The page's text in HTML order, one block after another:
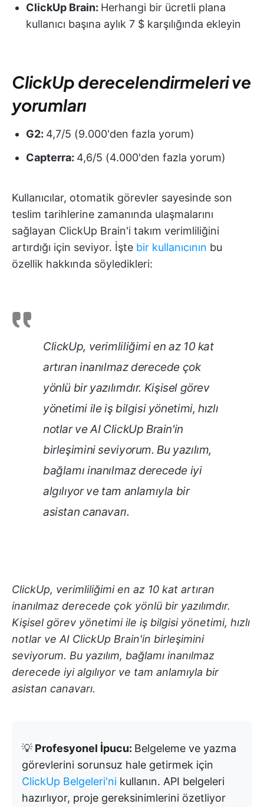
ClickUp Brain: Herhangi bir ücretli plana
kullanıcı başına aylık 7 $ karşılığında ekleyin
ClickUp derecelendirmeleri ve
yorumları
G2: 4,7/5 (9.000'den fazla yorum)
Capterra: 4,6/5 (4.000'den fazla yorum)
Kullanıcılar, otomatik görevler sayesinde son
teslim tarihlerine zamanında ulaşmalarını
sağlayan ClickUp Brain'i takım verimliliğini
artırdığı için seviyor. İşte bir kullanıcının bu
özellik hakkında söyledikleri:
ClickUp, verimliliğimi en az 10 kat
artıran inanılmaz derecede çok
yönlü bir yazılımdır. Kişisel görev
yönetimi ile iş bilgisi yönetimi, hızlı
notlar ve AI ClickUp Brain'in
birleşimini seviyorum. Bu yazılım,
bağlamı inanılmaz derecede iyi
algılıyor ve tam anlamıyla bir
asistan canavarı.
ClickUp, verimliliğimi en az 10 kat artıran
inanılmaz derecede çok yönlü bir yazılımdır.
Kişisel görev yönetimi ile iş bilgisi yönetimi, hızlı
notlar ve AI ClickUp Brain'in birleşimini
seviyorum. Bu yazılım, bağlamı inanılmaz
derecede iyi algılıyor ve tam anlamıyla bir
asistan canavarı.
💡 Profesyonel İpucu: Belgeleme ve yazma
görevlerini sorunsuz hale getirmek için
ClickUp Belgeleri'ni kullanın. API belgeleri
hazırlıyor, proje gereksinimlerini özetliyor